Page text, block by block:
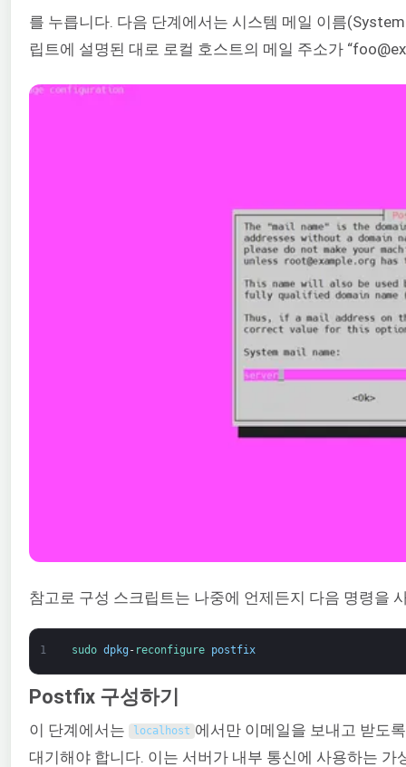
를 누릅니다. 다음 단계에서는 시스템 메일 이름
립트에 설명된 대로 로컬 호스트의 메일 주소가
참고로 구성 스크립트는 나중에 언제든지 다음 명령을
1 sudo dpkg - reconfigure postfix
Postfix 구성하기
이 단계에서는 localhost 에서만 이메일을 보내고 받도
대기해야 합니다. 이는 서버가 내부 통신에 사용하는